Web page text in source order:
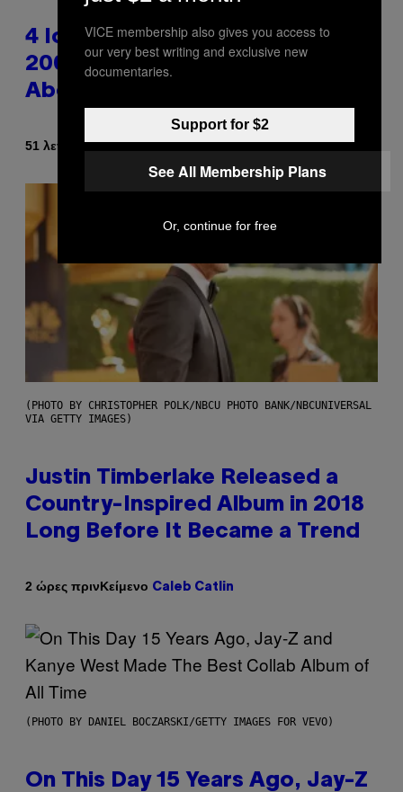
4 Iconic MTV Shows From the
2000s You Definitely Forgot
About
51 λεπτά πρινΚείμενο
(PHOTO BY CHRISTOPHER POLK/NBCU PHOTO BANK/NBCUNIVERSAL
VIA GETTY IMAGES)
Justin Timberlake Released a
Country-Inspired Album in 2018
Long Before It Became a Trend
2 ώρες πρινΚείμενο Caleb Catlin
(PHOTO BY DANIEL BOCZARSKI/GETTY IMAGES FOR VEVO)
On This Day 15 Years Ago, Jay-Z
VICE membership also gives you access to
our very best writing and exclusive new
documentaries.
Support for $2
See All Membership Plans
Or, continue for free